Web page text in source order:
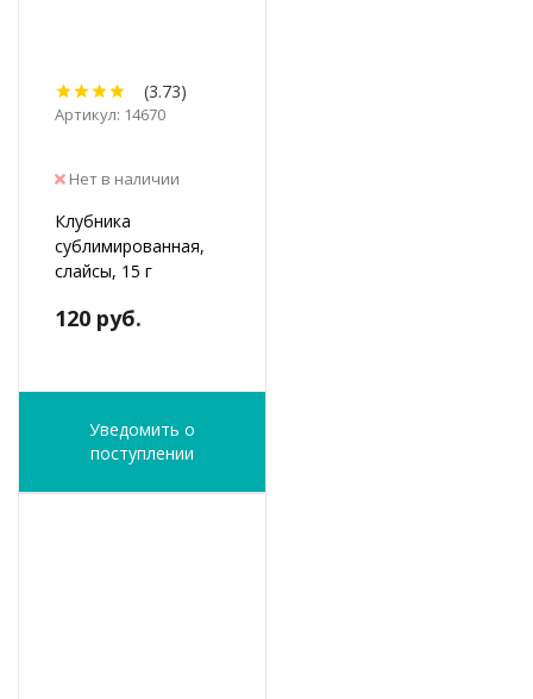
(3.73)
Артикул: 14670
Нет в наличии
Клубника
сублимированная,
слайсы, 15 г
120 руб.
Уведомить о
поступлении